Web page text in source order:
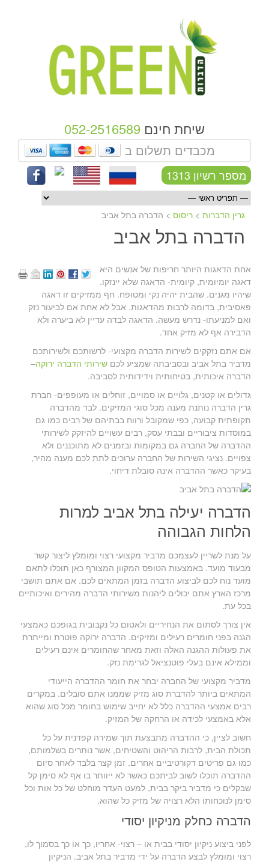
שיחת חינם 052-2516589
מכבדים תשלום ב
מספר רשיון 1313
גרין הדברות > ריסוס > הדברה בתל אביב
הדברה בתל אביב
אחת הדאגות היותר חריפות של אנשים היא
דאגה יומיומית, קיומית- הדאגה שלא יינזקו.
שיהיו מגנים. שהבית יהיה נקי ומטופח. חף ממזיקים זו דאגה
פאסיבית, בדומה לרבות מהדאגות. אבל לא אחת אם לביעור נזק
ואם למניעתו- נדרש מעשה. הדאגה לבדה עדיין לא ביערה ולא
הדבירה אף לא מזיק אחד.
אם אתם נזקקים לשירות הדברה מקצועי- לרשותכם ולשירותכם
מדביר בתל אביב ובסביבתה שמציע לכם שירותי הדברה ירוקה–
הדברה איכותית, בטיחותית וידידותית לסביבה.
גדולים או קטנים, גלויים או סמויים, זוחלים או מעופפים- חברת
גרין הדברה נותנת מענה מכל סוגי המזיקים. לבד מהדברה
תקופתית קבועה, כפי שמקובל ורווח בבתיהם של רבים כמו גם
במוסדות ציבוריים ובבתי עסק, רבים עשויים להיזקק לשירותי
ההדברה של החברה גם במקומות ובזמנים לא מתוכננים ולא
צפויים. נציגי השירות של החברה ערוכים לתת לכם מענה מהיר,
בעיקר כאשר ההדברה אינה סובלת דיחוי.
הדברה יעילה בתל אביב למרות
הלחות הגבוהה
על מנת לשריין לעצמכם מדביר מקצועי רצוי ומומלץ ליצור קשר
מבעוד מועד. באמצעות הטופס המקוון המצורף כאן תוכלו לתאם
מועד נוח לכם לביצוע הדברה בזמן המתאים לכם. אם אתם תושבי
מרכז הארץ אתם יכולים ליהנות משירותי הדברה מהירים ואיכותיים
בכל עת.
אין צורך לסתום את הנחיריים ולאטום כל נקבובית בגופכם כאמצעי
הגנה בפני חומרים רעילים ומזיקים. הדברה ירוקה פוטרת ומייתרת
את פעולות ההגנה האלה וזאת מאחר שהחומרים אינם רעילים
וממילא אינם בעלי פוטנציאל לגרימת נזק.
מדביר מקצועי של החברה יבחר את חומר ההדברה הייעודי
המתאים ביותר להדברת סוג מזיק שממנו אתם סובלים. במקרים
רבים אמצעי ההדברה כלל לא יחייב שימוש בחומר מכל סוג שהוא
אלא באמצעי לכידה או הרחקה של המזיק.
חשוב לציין, כי ההדברה מתבצעת תוך שמירה קפדנית על כל
תכולת הבית, לרבות הריהוט והשטיחים, אשר נותרים בשלמותם,
כמו גם פריטים דקורטיביים אחרים. זמן קצר בלבד לאחר סיום
ההדברה תוכלו לשוב לביתכם כאשר לא ייוותר בו אף לא סימן קל
שבקלים כי מדביר ביקר בבית, למעט העדר מוחלט של כל אות וכל
סימן לנוכחותו הלא רצויה של מזיק כל שהוא.
הדברה כחלק מניקיון יסודי
לפני ביצוע ניקיון יסודי בבית או – רצוי- אחריו, כך או כך בסמוך לו,
רצוי ומומלץ לבצע הדברה על ידי מדביר בתל אביב. הניקיון